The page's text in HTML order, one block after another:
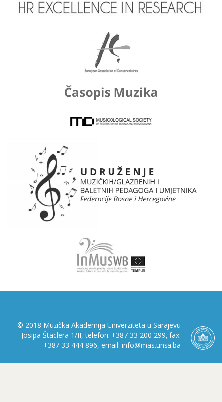
© 2018 Muzička Akademija Univerziteta u Sarajevu
Josipa Štadlera 1/II, telefon: +387 33 200 299, fax:
+387 33 444 896, email: info@mas.unsa.ba